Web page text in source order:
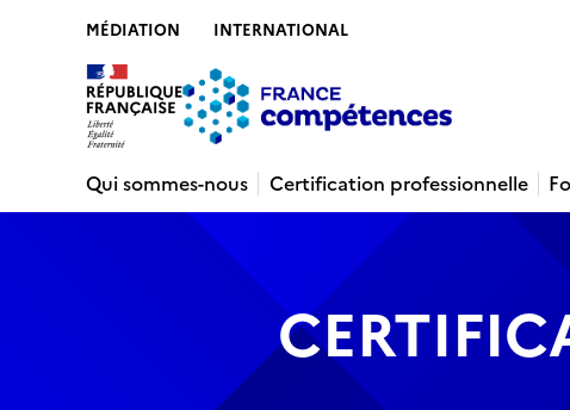
MÉDIATION INTERNATIONAL
Qui sommes-nous
Certification professionnelle